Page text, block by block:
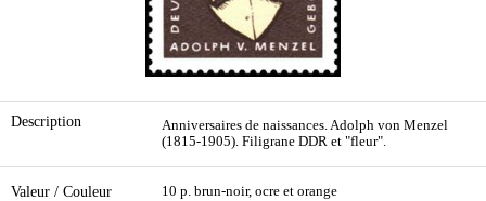
Description
Anniversaires de naissances. Adolph von Menzel
(1815-1905). Filigrane DDR et "fleur".
Valeur / Couleur 10 p. brun-noir, ocre et orange